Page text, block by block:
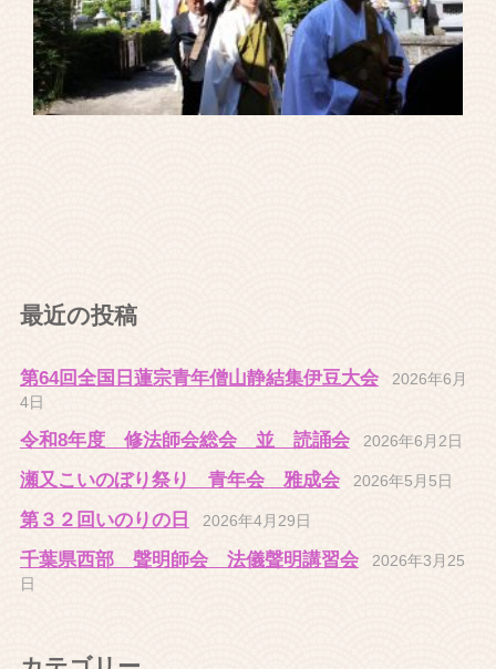
最近の投稿
第64回全国日蓮宗青年僧山静結集伊豆大会
2026年6月
4日
令和8年度 修法師会総会 並 読誦会 2026年6月2日
瀬又こいのぼり祭り 青年会 雅成会 2026年5月5日
第３２回いのりの日 2026年4月29日
千葉県西部 聲明師会 法儀聲明講習会
2026年3月25
日